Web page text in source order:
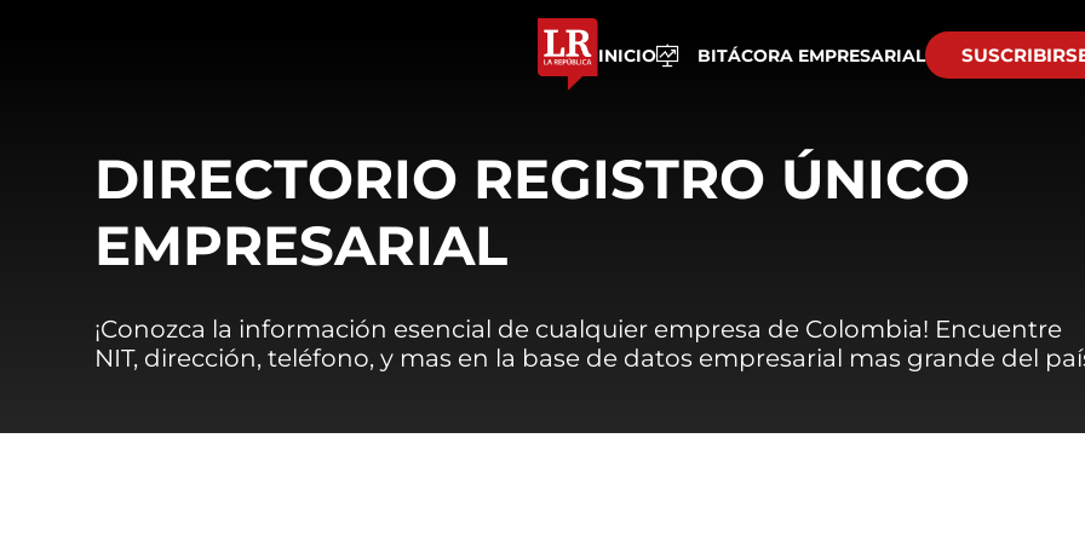
INICIO BITÁCORA EMPRESARIAL
DIRECTORIO REGISTRO ÚNICO
EMPRESARIAL
¡Conozca la información esencial de cualquier empresa de Colombia! Encuentre
NIT, dirección, teléfono, y mas en la base de datos empresarial mas grande del